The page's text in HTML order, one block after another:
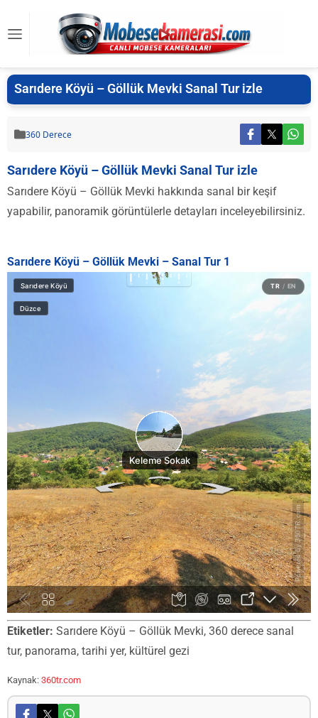
Sarıdere Köyü – Göllük Mevki Sanal Tur izle
360 Derece
Sarıdere Köyü – Göllük Mevki Sanal Tur izle
Sarıdere Köyü – Göllük Mevki hakkında sanal bir keşif
yapabilir, panoramik görüntülerle detayları inceleyebilirsiniz.
Sarıdere Köyü – Göllük Mevki – Sanal Tur 1
Etiketler: Sarıdere Köyü – Göllük Mevki, 360 derece sanal
tur, panorama, tarihi yer, kültürel gezi
Kaynak: 360tr.com